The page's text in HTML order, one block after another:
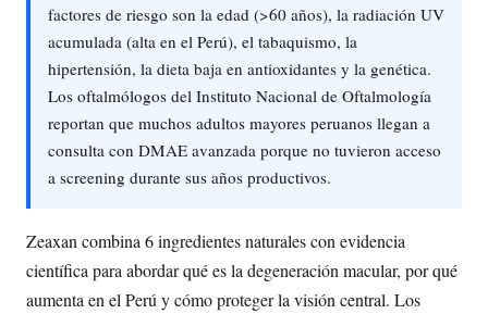
factores de riesgo son la edad (>60 años), la radiación UV
acumulada (alta en el Perú), el tabaquismo, la
hipertensión, la dieta baja en antioxidantes y la genética.
Los oftalmólogos del Instituto Nacional de Oftalmología
reportan que muchos adultos mayores peruanos llegan a
consulta con DMAE avanzada porque no tuvieron acceso
a screening durante sus años productivos.
Zeaxan combina 6 ingredientes naturales con evidencia
científica para abordar qué es la degeneración macular, por qué
aumenta en el Perú y cómo proteger la visión central. Los